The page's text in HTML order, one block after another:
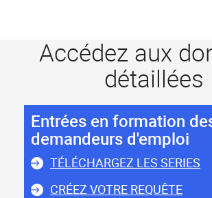
Accédez aux
détaillées
Entrées en formation
demandeurs d'emploi
TÉLÉCHARGEZ LES SERIES
CRÉEZ VOTRE REQUÊTE